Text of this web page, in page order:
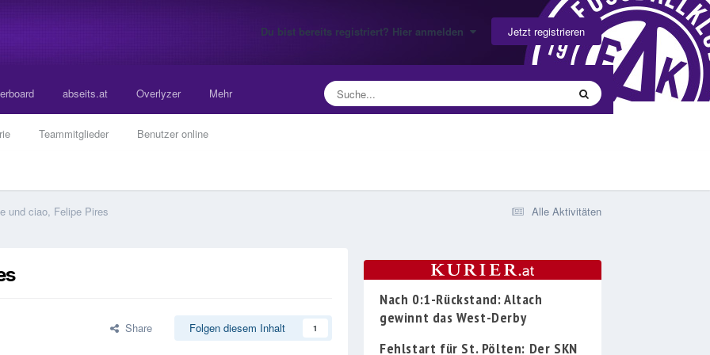
Du bist bereits registriert? Hier anmelden Jetzt registrieren
Teammitglieder Benutzer online
abseits.at Overlyzer Mehr
Alle Aktivitäten
und ciao, Felipe Pires
Share Folgen diesem Inhalt 1
Nach 0:1-Rückstand: Altach
gewinnt das West-Derby
Fehlstart für St. Pölten: Der SKN